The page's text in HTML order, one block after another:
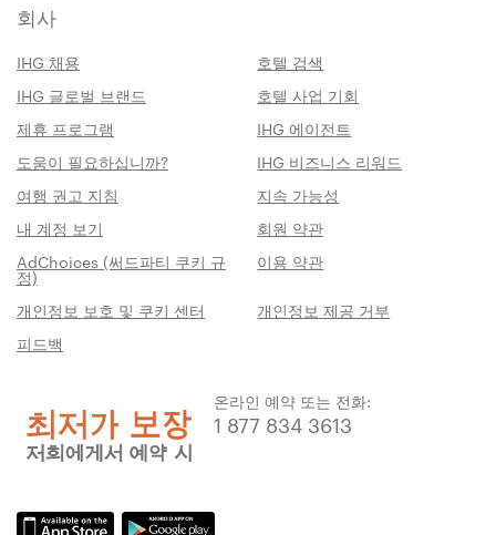
회사
IHG 채용
호텔 검색
IHG 글로벌 브랜드
호텔 사업 기회
제휴 프로그램
IHG 에이전트
도움이 필요하십니까?
IHG 비즈니스 리워드
여행 권고 지침
지속 가능성
내 계정 보기
회원 약관
AdChoices (써드파티 쿠키 규
정)
이용 약관
개인정보 보호 및 쿠키 센터
개인정보 제공 거부
피드백
온라인 예약 또는 전화:
1 877 834 3613